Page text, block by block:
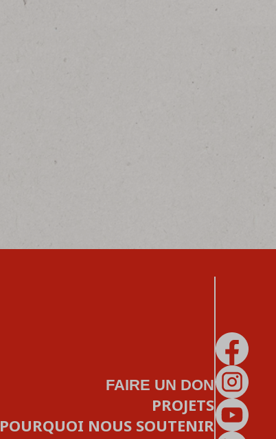
FAIRE UN DON
PROJETS
POURQUOI NOUS SOUTENIR